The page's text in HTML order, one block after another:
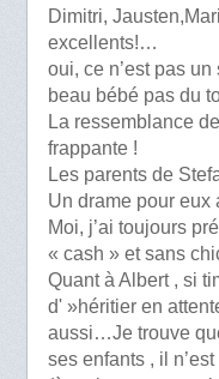
Dimitri,
excellents!…
oui, ce n’est pas
beau bébé pas du
La ressemblance
frappante !
Les parents de
Un drame pour
Moi, j’ai toujours
« cash » et sans
Quant à Albert , si
d' »héritier en
aussi…Je trouve
ses enfants , il